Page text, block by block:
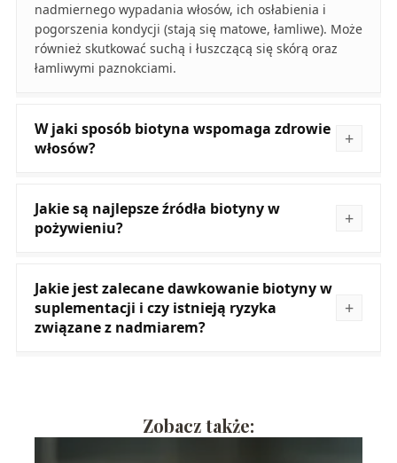
nadmiernego wypadania włosów, ich osłabienia i
pogorszenia kondycji (stają się matowe, łamliwe). Może
również skutkować suchą i łuszczącą się skórą oraz
łamliwymi paznokciami.
W jaki sposób biotyna wspomaga zdrowie
włosów?
Jakie są najlepsze źródła biotyny w
pożywieniu?
Jakie jest zalecane dawkowanie biotyny w
suplementacji i czy istnieją ryzyka
związane z nadmiarem?
Zobacz także: